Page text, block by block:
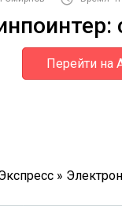
Перейти на
»